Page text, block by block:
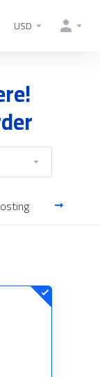
USD
Reseller